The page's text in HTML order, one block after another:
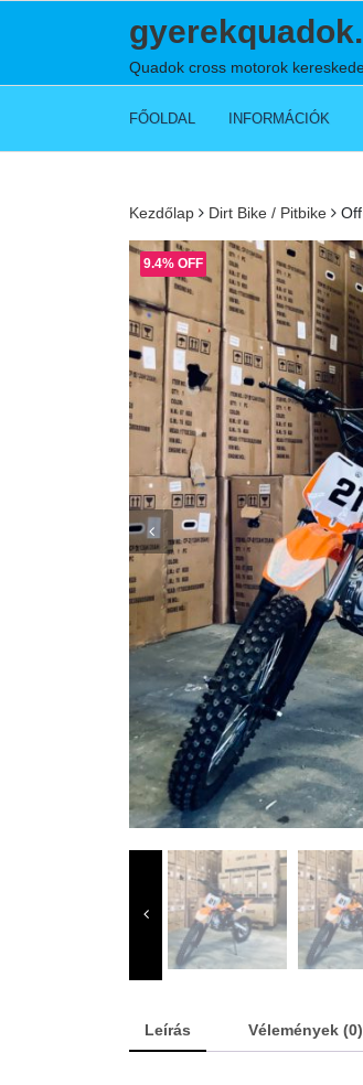
Quadok cross motorok
FŐOLDAL INFORMÁCIÓK
Kezdőlap Dirt Bike / Pitbike
9.4% OFF
Leírás Vélemények (0)